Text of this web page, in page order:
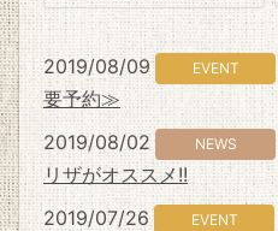
2019/08/09 EVENT
要予約≫
2019/08/02
NEWS
リザがオススメ!!
2019/07/26
EVENT